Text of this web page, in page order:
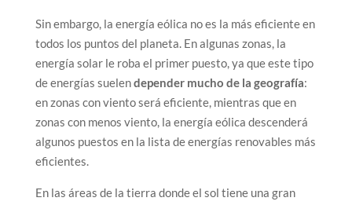
Sin embargo, la energía eólica no es la más eficiente en
todos los puntos del planeta. En algunas zonas, la
energía solar le roba el primer puesto, ya que este tipo
de energías suelendepender mucho de la geografía:
en zonas con viento será eficiente, mientras que en
zonas con menos viento, la energía eólica descenderá
algunos puestos en la lista de energías renovables más
eficientes.
En las áreas de la tierra donde el sol tiene una gran